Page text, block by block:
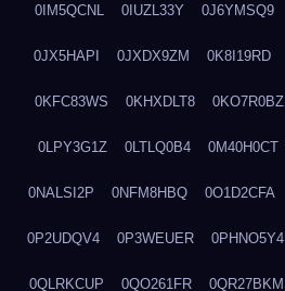
0IM5QCNL 0IUZL33Y 0J6YMSQ9
0JX5HAPI 0JXDX9ZM 0K8I19RD
0KFC83WS 0KHXDLT8 0KO7R0BZ
0LPY3G1Z 0LTLQ0B4 0M40H0CT
0NALSI2P 0NFM8HBQ 0O1D2CFA
0P2UDQV4 0P3WEUER 0PHNO5Y4
0QLRKCUP 0QO261FR 0QR27BKM